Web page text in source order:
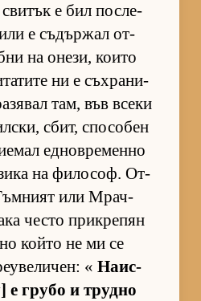
е бил пос­ле­
или е съ­дър­жал от­
на оне­зи, ко­ито
ни е съх­ра­ни­
там, във всеки
сбит, спо­со­бен
ед­нов­ре­менно
на фи­ло­соф. От­
или Мрач­
често прик­ре­пян
който не ми се
« На­ис­
е грубо и трудно